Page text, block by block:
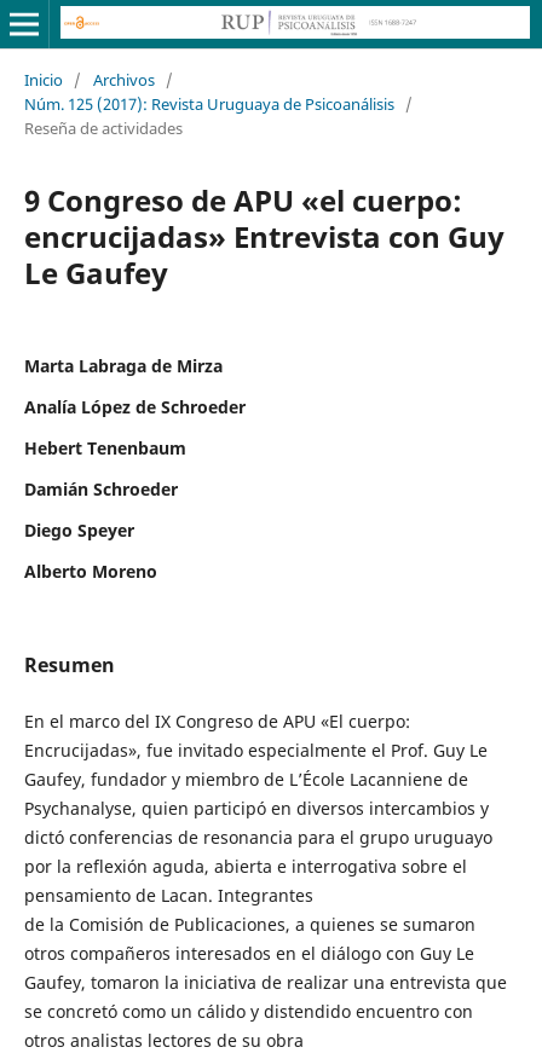
Inicio / Archivos /
Núm. 125 (2017): Revista Uruguaya de Psicoanálisis /
Reseña de actividades
9 Congreso de APU «el cuerpo:
encrucijadas» Entrevista con Guy
Le Gaufey
Marta Labraga de Mirza
Analía López de Schroeder
Hebert Tenenbaum
Damián Schroeder
Diego Speyer
Alberto Moreno
Resumen
En el marco del IX Congreso de APU «El cuerpo:
Encrucijadas», fue invitado especialmente el Prof. Guy Le
Gaufey, fundador y miembro de L’École Lacanniene de
Psychanalyse, quien participó en diversos intercambios y
dictó conferencias de resonancia para el grupo uruguayo
por la reflexión aguda, abierta e interrogativa sobre el
pensamiento de Lacan. Integrantes
de la Comisión de Publicaciones, a quienes se sumaron
otros compañeros interesados en el diálogo con Guy Le
Gaufey, tomaron la iniciativa de realizar una entrevista que
se concretó como un cálido y distendido encuentro con
otros analistas lectores de su obra